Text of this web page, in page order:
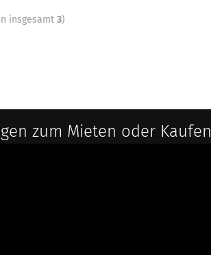
insgesamt3)
zum Mieten oder Kaufen